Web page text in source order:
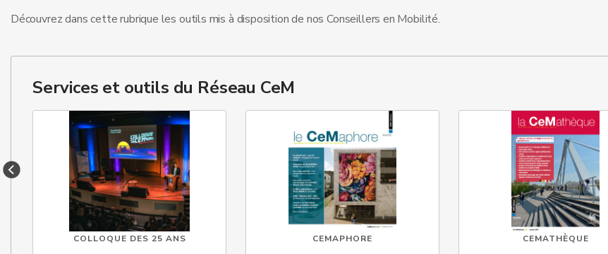
Découvrez dans cette rubrique les outils mis à disposition de nos Conseillers en Mobilité.
Services et outils du Réseau CeM
COLLOQUE DES 25 ANS CEMAPHORE CEMATHÈQUE